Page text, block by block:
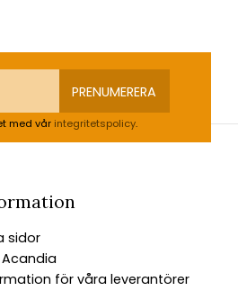
PRENUMERERA
med vår integritetspolicy.
sidor
för våra leverantörer